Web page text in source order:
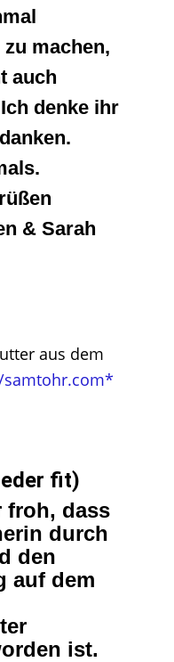
machen,
auch
denke ihr
& Sarah
aus dem
fit)
froh, dass
durch
den
auf dem
ist.